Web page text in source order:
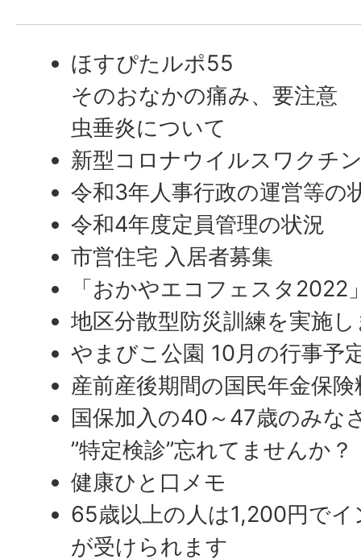
ほすぴたルポ55
そのおなかの痛み、要注意
虫垂炎について
新型コロナウイルスワクチ
令和3年人事行政の運営等の
令和4年度定員管理の状況
市営住宅 入居者募集
「おかやエコフェスタ2022
地区分散型防災訓練を実施
やまびこ公園 10月の行事予
産前産後期間の国民年金保
国保加入の40～47歳のみな
”特定検診”忘れてませんか？
健康ひと口メモ
65歳以上の人は1,200円で
が受けられます